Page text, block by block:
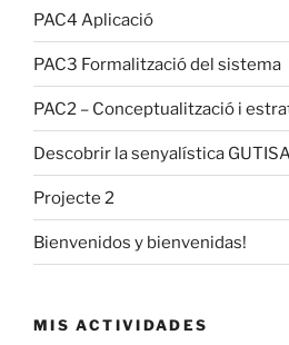
PAC4 Aplicació
PAC3 Formalització del sistema
PAC2 – Conceptualització i
Descobrir la senyalística
Projecte 2
Bienvenidos y bienvenidas!
MIS ACTIVIDADES